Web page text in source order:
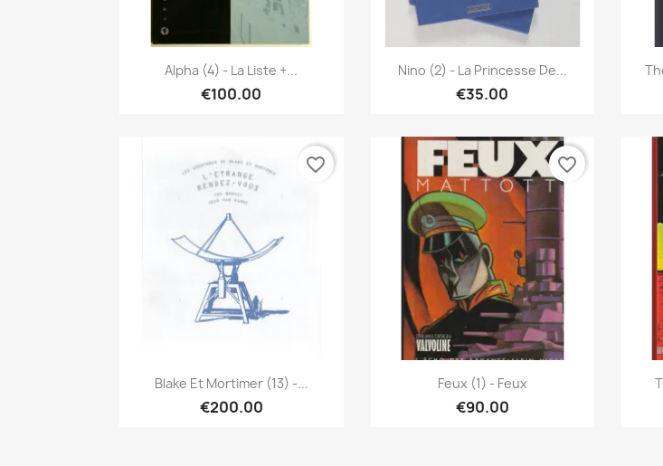
Quick view
Alpha (4) - La Liste +...
€100.00
Quick view
Nino (2) - La Princesse De...
€35.00
Quick view
Blake Et Mortimer (13) -...
€200.00
favorite_border
Quick view
Feux (1) - Feux
€90.00
favorite_border